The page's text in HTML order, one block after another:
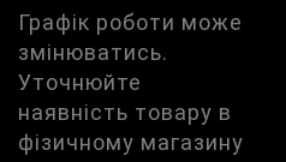
Графік роботи може
змінюватись.
Уточнюйте
наявність товару в
фізичному магазину